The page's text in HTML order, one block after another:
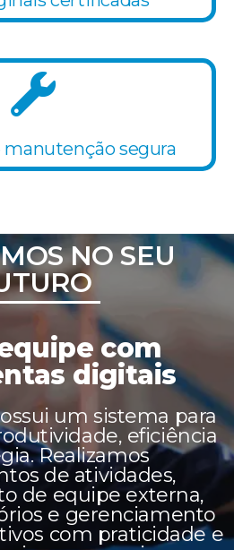
manutenção segura
NO SEU
com
digitais
um sistema para
eficiência
Realizamos
de atividades,
de equipe externa,
e gerenciamento
com praticidade e